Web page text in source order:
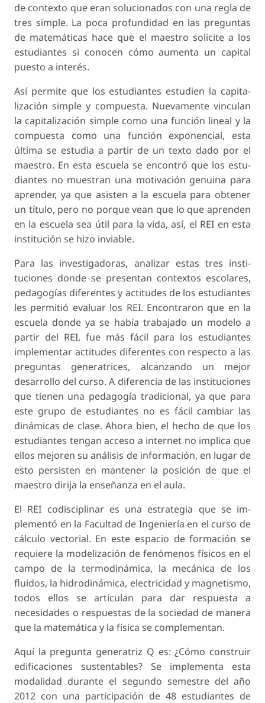
de contexto que eran solucionados con una regla de
tres simple. La poca profundidad en las preguntas
de matemáticas hace que el maestro solicite a los
estudiantes si conocen cómo aumenta un capital
puesto a interés.
Así permite que los estudiantes estudien la capita­
lización simple y compuesta. Nuevamente vinculan
la capitalización simple como una función lineal y la
compuesta como una función exponencial, esta
última se estudia a partir de un texto dado por el
maestro. En esta escuela se encontró que los estu­
diantes no muestran una motivación genuina para
aprender, ya que asisten a la escuela para obtener
un título, pero no porque vean que lo que aprenden
en la escuela sea útil para la vida, así, el REI en esta
institución se hizo inviable.
Para las investigadoras, analizar estas tres insti­
tuciones donde se presentan contextos escolares,
pedagogías diferentes y actitudes de los estudiantes
les permitió evaluar los REI. Encontraron que en la
escuela donde ya se había trabajado un modelo a
partir del REI, fue más fácil para los estudiantes
implementar actitudes diferentes con respecto a las
preguntas generatrices, alcanzando un mejor
desarrollo del curso. A diferencia de las instituciones
que tienen una pedagogía tradicional, ya que para
este grupo de estudiantes no es fácil cambiar las
dinámicas de clase. Ahora bien, el hecho de que los
estudiantes tengan acceso a internet no implica que
ellos mejoren su análisis de información, en lugar de
esto persisten en mantener la posición de que el
maestro dirija la enseñanza en el aula.
El REI codisciplinar es una estrategia que se im­
plementó en la Facultad de Ingeniería en el curso de
cálculo vectorial. En este espacio de formación se
requiere la modelización de fenómenos físicos en el
campo de la termodinámica, la mecánica de los
fluidos, la hidrodinámica, electricidad y magne­tismo,
todos ellos se articulan para dar respuesta a
necesidades o respuestas de la sociedad de manera
que la matemática y la física se complementan.
Aquí la pregunta generatriz Q es: ¿Cómo cons­truir
edificaciones sustentables? Se implementa esta
modalidad durante el segundo semestre del año
2012 con una participación de 48 estudiantes de